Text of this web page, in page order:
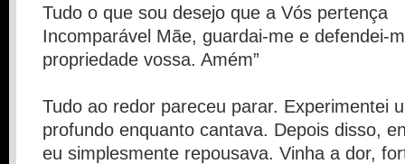
Tudo o que sou desejo que a Vós pertença
Incomparável Mãe, guardai-me e defendei-
propriedade vossa. Amém”
Tudo ao redor pareceu parar. Experimentei
profundo enquanto cantava. Depois disso,
eu simplesmente repousava. Vinha a dor,